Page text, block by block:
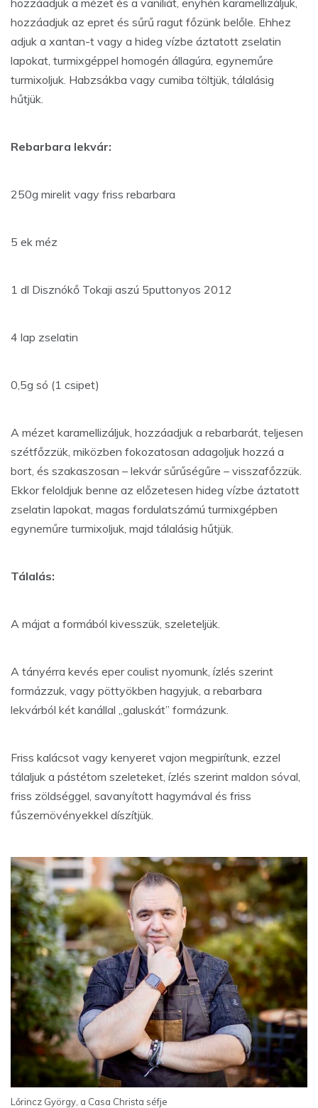
hozzáadjuk az epret és sűrű ragut főzünk belőle. Ehhez
adjuk a xantan-t vagy a hideg vízbe áztatott zselatin
lapokat, turmixgéppel homogén állagúra, egyneműre
turmixoljuk. Habzsákba vagy cumiba töltjük, tálalásig
hűtjük.
Rebarbara lekvár:
250g mirelit vagy friss rebarbara
5 ek méz
1 dl Disznókő Tokaji aszú 5puttonyos 2012
4 lap zselatin
0,5g só (1 csipet)
A mézet karamellizáljuk, hozzáadjuk a rebarbarát, teljesen
szétfőzzük, miközben fokozatosan adagoljuk hozzá a
bort, és szakaszosan – lekvár sűrűségűre – visszafőzzük.
Ekkor feloldjuk benne az előzetesen hideg vízbe áztatott
zselatin lapokat, magas fordulatszámú turmixgépben
egyneműre turmixoljuk, majd tálalásig hűtjük.
Tálalás:
A májat a formából kivesszük, szeleteljük.
A tányérra kevés eper coulist nyomunk, ízlés szerint
formázzuk, vagy pöttyökben hagyjuk, a rebarbara
lekvárból két kanállal „galuskát” formázunk.
Friss kalácsot vagy kenyeret vajon megpirítunk, ezzel
tálaljuk a pástétom szeleteket, ízlés szerint maldon sóval,
friss zöldséggel, savanyított hagymával és friss
fűszernövényekkel díszítjük.
Lőrincz György, a Casa Christa séfje